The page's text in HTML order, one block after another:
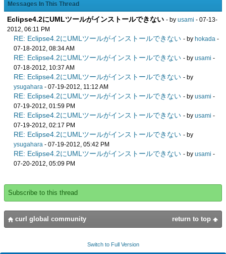
Messages In This Thread
Eclipse4.2にUMLツールがインストールできない - by usami - 07-13-
2012, 06:11 PM
RE: Eclipse4.2にUMLツールがインストールできない - by hokada -
07-18-2012, 08:34 AM
RE: Eclipse4.2にUMLツールがインストールできない - by usami -
07-18-2012, 10:37 AM
RE: Eclipse4.2にUMLツールがインストールできない - by
ysugahara - 07-19-2012, 11:12 AM
RE: Eclipse4.2にUMLツールがインストールできない - by usami -
07-19-2012, 01:59 PM
RE: Eclipse4.2にUMLツールがインストールできない - by usami -
07-19-2012, 02:17 PM
RE: Eclipse4.2にUMLツールがインストールできない - by
ysugahara - 07-19-2012, 05:42 PM
RE: Eclipse4.2にUMLツールがインストールできない - by usami -
07-20-2012, 05:09 PM
Subscribe to this thread
return to top
curl global community
Switch to Full Version